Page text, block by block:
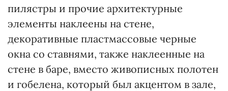
пилястры и прочие архитектурные
элементы наклеены на стене,
декоративные пластмассовые черные
окна со ставнями, также наклеенные на
стене в баре, вместо живописных полотен
и гобелена, который был акцентом в зале,